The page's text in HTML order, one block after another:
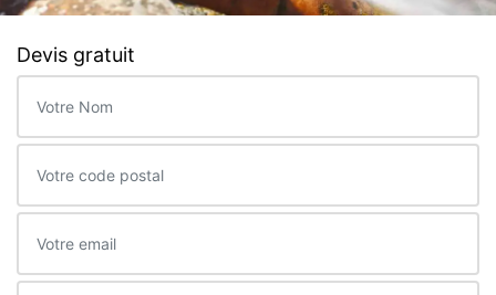
Devis gratuit